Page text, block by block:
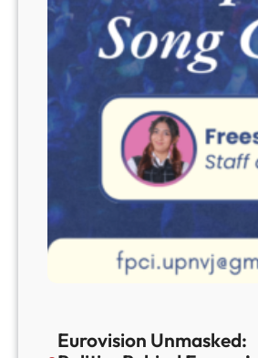
Eurovision Unmasked: